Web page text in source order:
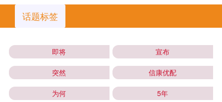
话题标签
即将 宣布
突然 信康优配
为何 5年